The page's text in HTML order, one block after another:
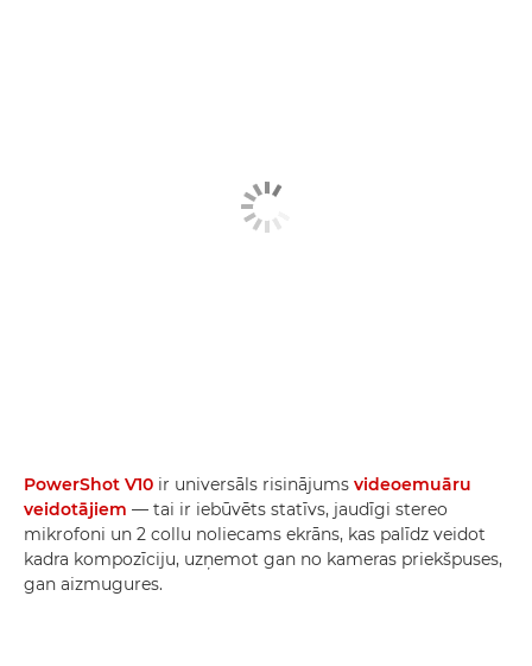
PowerShot V10 ir universāls risinājums videoemuāru
veidotājiem — tai ir iebūvēts statīvs, jaudīgi stereo
mikrofoni un 2 collu noliecams ekrāns, kas palīdz veidot
kadra kompozīciju, uzņemot gan no kameras priekšpuses,
gan aizmugures.